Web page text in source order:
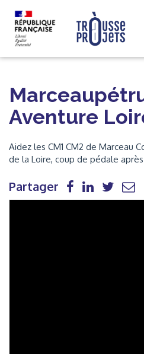
Aventure
Aidez les CM1 CM2 de Marceau
de la Loire, coup de pédale
Partager